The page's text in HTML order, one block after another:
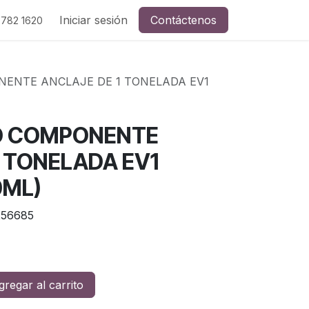
1620 Iniciar sesión Contáctenos
ANCLAJE DE 1 TONELADA EV1
COMPONENTE
EV1
al carrito